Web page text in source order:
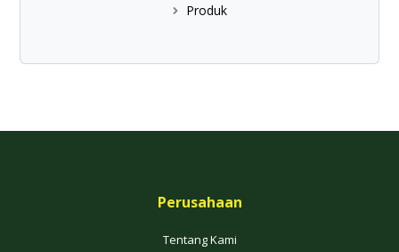
Produk
Perusahaan
Tentang Kami